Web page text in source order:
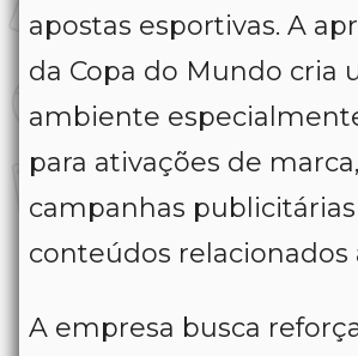
apostas esportivas. A
da Copa do Mundo cria
ambiente
para ativações de marca,
campanhas
conteúdos relacionados
A empresa busca